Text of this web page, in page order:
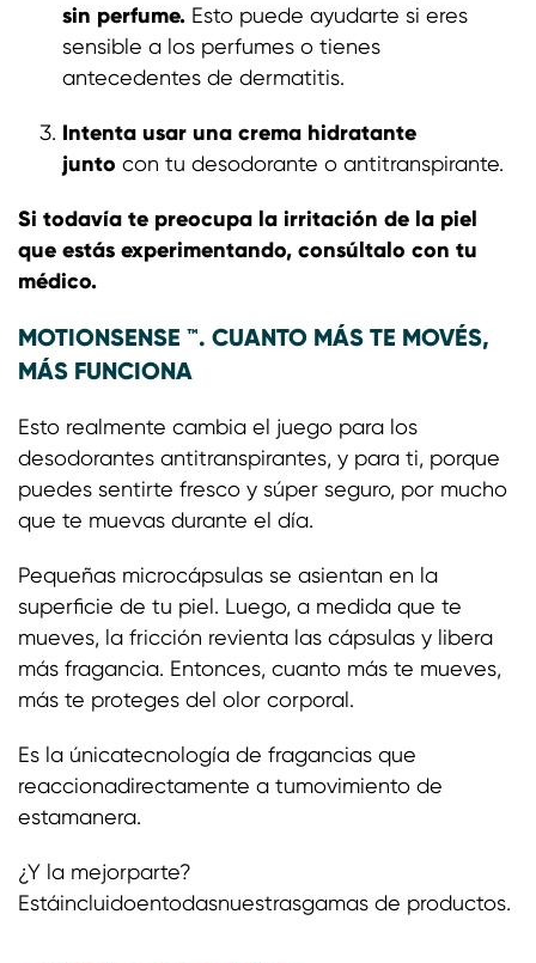
sin perfume. Esto puede ayudarte si eres
sensible a los perfumes o tienes
antecedentes de dermatitis.
Intenta usar una crema hidratante
junto con tu desodorante o antitranspirante.
Si todavía te preocupa la irritación de la piel
que estás experimentando, consúltalo con tu
médico.
MOTIONSENSE ™. CUANTO MÁS TE MOVÉS,
MÁS FUNCIONA
Esto realmente cambia el juego para los
desodorantes antitranspirantes, y para ti, porque
puedes sentirte fresco y súper seguro, por mucho
que te muevas durante el día.
Pequeñas microcápsulas se asientan en la
superficie de tu piel. Luego, a medida que te
mueves, la fricción revienta las cápsulas y libera
más fragancia. Entonces, cuanto más te mueves,
más te proteges del olor corporal.
Es la únicatecnología de fragancias que
reaccionadirectamente a tumovimiento de
estamanera.
¿Y la mejorparte?
Estáincluidoentodasnuestrasgamas de productos.